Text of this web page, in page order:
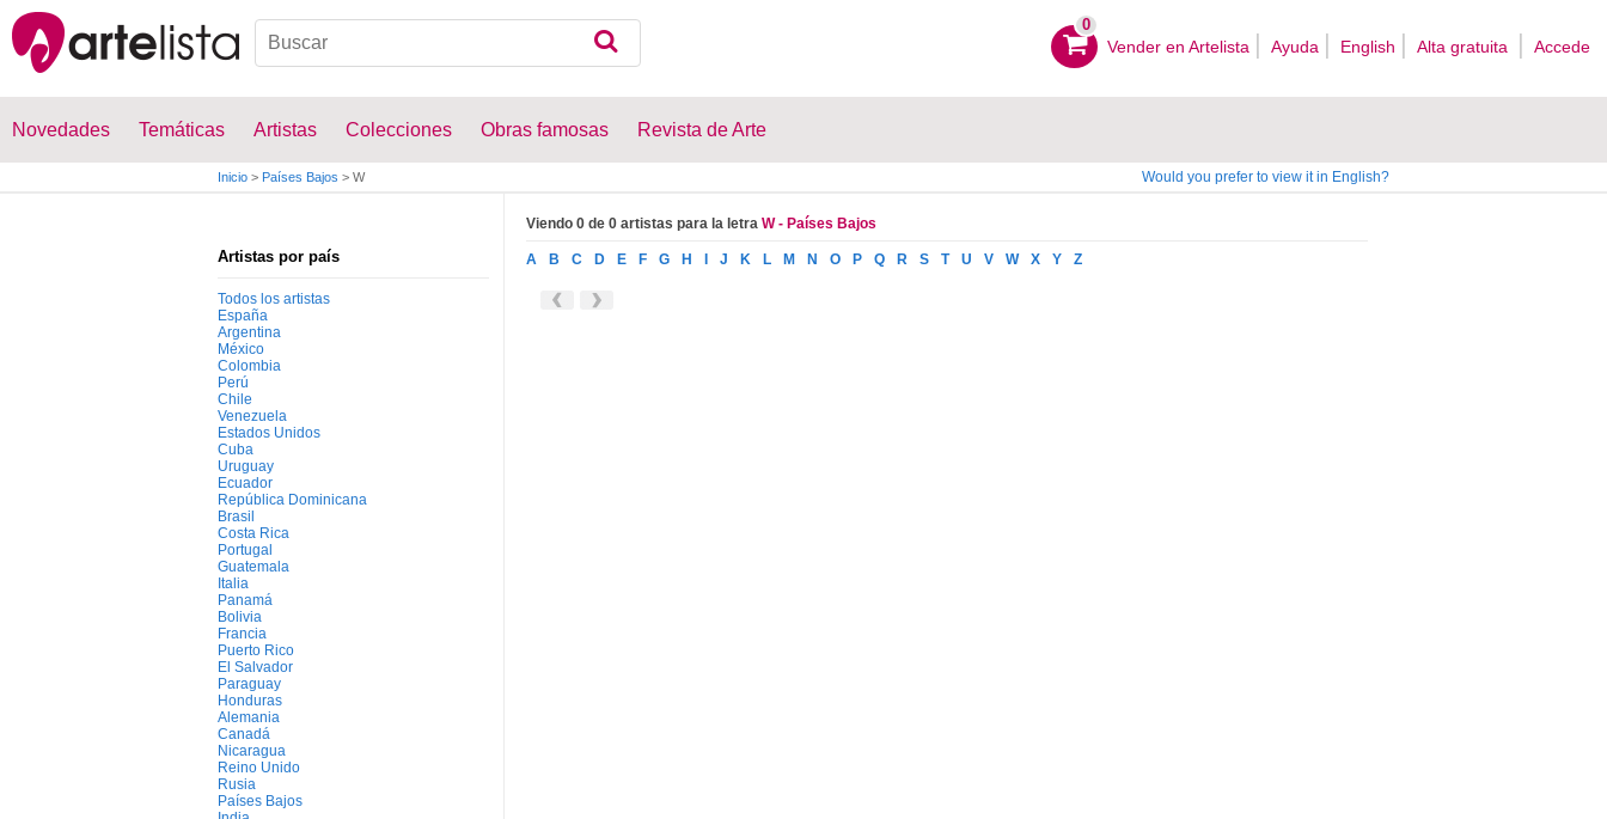
0
Vender en Artelista Ayuda English Alta gratuita Accede
Novedades Temáticas Artistas Colecciones Obras famosas Revista de Arte
Inicio > Países Bajos > W Would you prefer to view it in English?
Artistas por país
Todos los artistas
España
Argentina
México
Colombia
Perú
Chile
Venezuela
Estados Unidos
Cuba
Uruguay
Ecuador
República Dominicana
Brasil
Costa Rica
Portugal
Guatemala
Italia
Panamá
Bolivia
Francia
Puerto Rico
El Salvador
Paraguay
Honduras
Alemania
Canadá
Nicaragua
Reino Unido
Rusia
Países Bajos
Viendo 0 de 0 artistas para la letra W - Países Bajos
A B C D E F G H J K L M N O P Q R S T U V W X Y Z